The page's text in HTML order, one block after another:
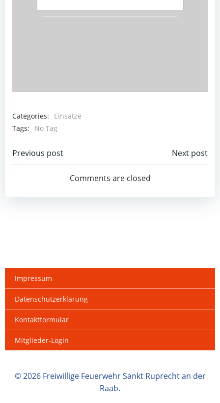
Categories:
Einsätze
Tags:
No Tag
Beitragsnavigation
Previous post Next post
Comments are closed
Impressum
Datenschutzerklärung
Kontaktformular
Mitglieder-Login
© 2026 Freiwillige Feuerwehr Sankt Ruprecht an der
Raab.